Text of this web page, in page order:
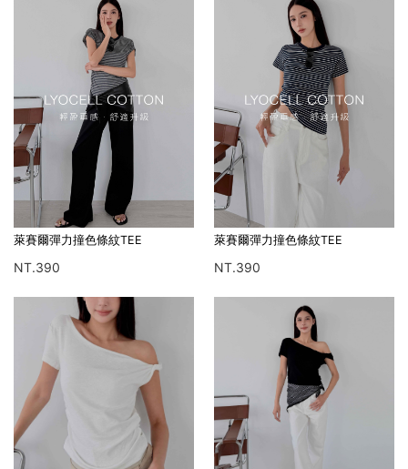
萊賽爾彈力撞色條紋TEE
NT.390
萊賽爾彈力撞色條紋TEE
NT.390